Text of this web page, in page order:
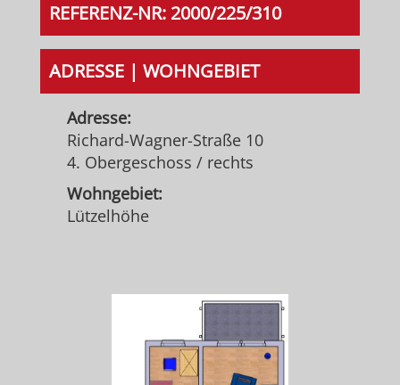
REFERENZ-NR: 2000/225/310
ADRESSE | WOHNGEBIET
Adresse:
Richard-Wagner-Straße 10
4. Obergeschoss / rechts
Wohngebiet:
Lützelhöhe